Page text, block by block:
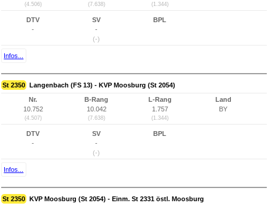
(4.506) (7.638) (1.344)
DTV
-
SV
-
(-)
BPL
Infos...
St 2350 Langenbach (FS 13) - KVP Moosburg (St 2054)
Nr.
10.752
(4.507)
B-Rang
10.042
(7.638)
L-Rang
1.757
(1.344)
Land
BY
DTV
-
SV
-
(-)
BPL
Infos...
St 2350 KVP Moosburg (St 2054) - Einm. St 2331 östl. Moosburg